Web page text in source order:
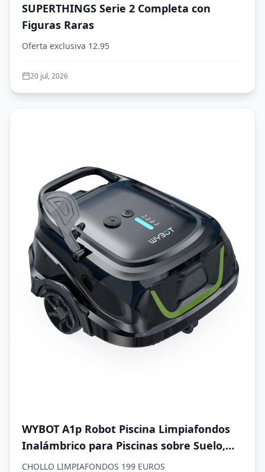
SUPERTHINGS Serie 2 Completa con
Figuras Raras
Oferta exclusiva 12.95
20 jul, 2026
WYBOT A1p Robot Piscina Limpiafondos
Inalámbrico para Piscinas sobre Suelo,
Aspirador Automático, 120 Min
CHOLLO LIMPIAFONDOS 199 EUROS